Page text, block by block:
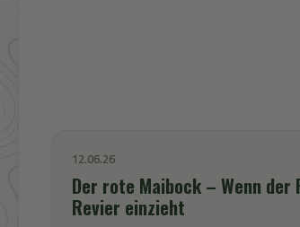
12.06.26
Der rote Maibock – Wenn der
Revier einzieht